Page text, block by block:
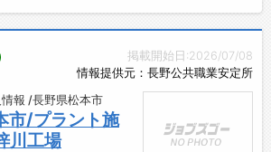
掲載開始日:2026/07/08
情報提供元：長野公共職業安定所
報 /長野県松本市
市/プラント施
川工場